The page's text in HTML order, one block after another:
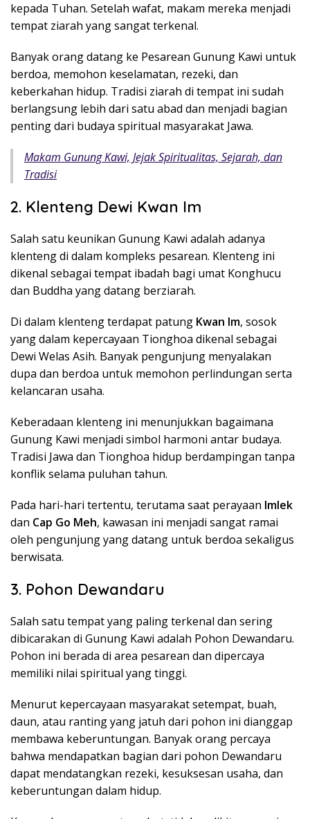
kepada Tuhan. Setelah wafat, makam mereka menjadi
tempat ziarah yang sangat terkenal.
Banyak orang datang ke Pesarean Gunung Kawi untuk
berdoa, memohon keselamatan, rezeki, dan
keberkahan hidup. Tradisi ziarah di tempat ini sudah
berlangsung lebih dari satu abad dan menjadi bagian
penting dari budaya spiritual masyarakat Jawa.
Makam Gunung Kawi, Jejak Spiritualitas, Sejarah, dan
Tradisi
2. Klenteng Dewi Kwan Im
Salah satu keunikan Gunung Kawi adalah adanya
klenteng di dalam kompleks pesarean. Klenteng ini
dikenal sebagai tempat ibadah bagi umat Konghucu
dan Buddha yang datang berziarah.
Di dalam klenteng terdapat patung Kwan Im, sosok
yang dalam kepercayaan Tionghoa dikenal sebagai
Dewi Welas Asih. Banyak pengunjung menyalakan
dupa dan berdoa untuk memohon perlindungan serta
kelancaran usaha.
Keberadaan klenteng ini menunjukkan bagaimana
Gunung Kawi menjadi simbol harmoni antar budaya.
Tradisi Jawa dan Tionghoa hidup berdampingan tanpa
konflik selama puluhan tahun.
Pada hari-hari tertentu, terutama saat perayaan Imlek
dan Cap Go Meh, kawasan ini menjadi sangat ramai
oleh pengunjung yang datang untuk berdoa sekaligus
berwisata.
3. Pohon Dewandaru
Salah satu tempat yang paling terkenal dan sering
dibicarakan di Gunung Kawi adalah Pohon Dewandaru.
Pohon ini berada di area pesarean dan dipercaya
memiliki nilai spiritual yang tinggi.
Menurut kepercayaan masyarakat setempat, buah,
daun, atau ranting yang jatuh dari pohon ini dianggap
membawa keberuntungan. Banyak orang percaya
bahwa mendapatkan bagian dari pohon Dewandaru
dapat mendatangkan rezeki, kesuksesan usaha, dan
keberuntungan dalam hidup.